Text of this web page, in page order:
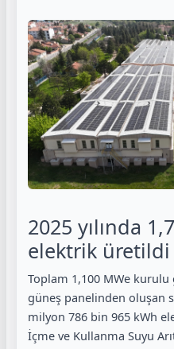
2025 yılında
elektrik üretildi
Toplam 1,100 MWe
güneş panelinden oluşan
milyon 786 bin 965 kWh
İçme ve Kullanma Suyu